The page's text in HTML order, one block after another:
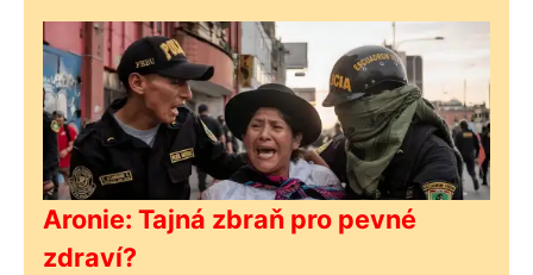
Aronie: Tajná zbraň pro pevné
zdraví?